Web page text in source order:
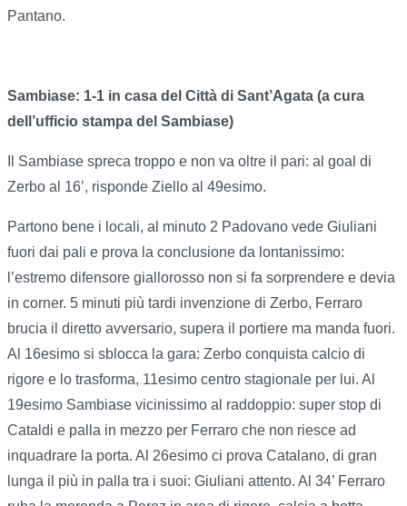
Pantano.
Sambiase: 1-1 in casa del Città di Sant’Agata (a cura
dell’ufficio stampa del Sambiase)
Il Sambiase spreca troppo e non va oltre il pari: al goal di
Zerbo al 16’, risponde Ziello al 49esimo.
Partono bene i locali, al minuto 2 Padovano vede Giuliani
fuori dai pali e prova la conclusione da lontanissimo:
l’estremo difensore giallorosso non si fa sorprendere e devia
in corner. 5 minuti più tardi invenzione di Zerbo, Ferraro
brucia il diretto avversario, supera il portiere ma manda fuori.
Al 16esimo si sblocca la gara: Zerbo conquista calcio di
rigore e lo trasforma, 11esimo centro stagionale per lui. Al
19esimo Sambiase vicinissimo al raddoppio: super stop di
Cataldi e palla in mezzo per Ferraro che non riesce ad
inquadrare la porta. Al 26esimo ci prova Catalano, di gran
lunga il più in palla tra i suoi: Giuliani attento. Al 34’ Ferraro